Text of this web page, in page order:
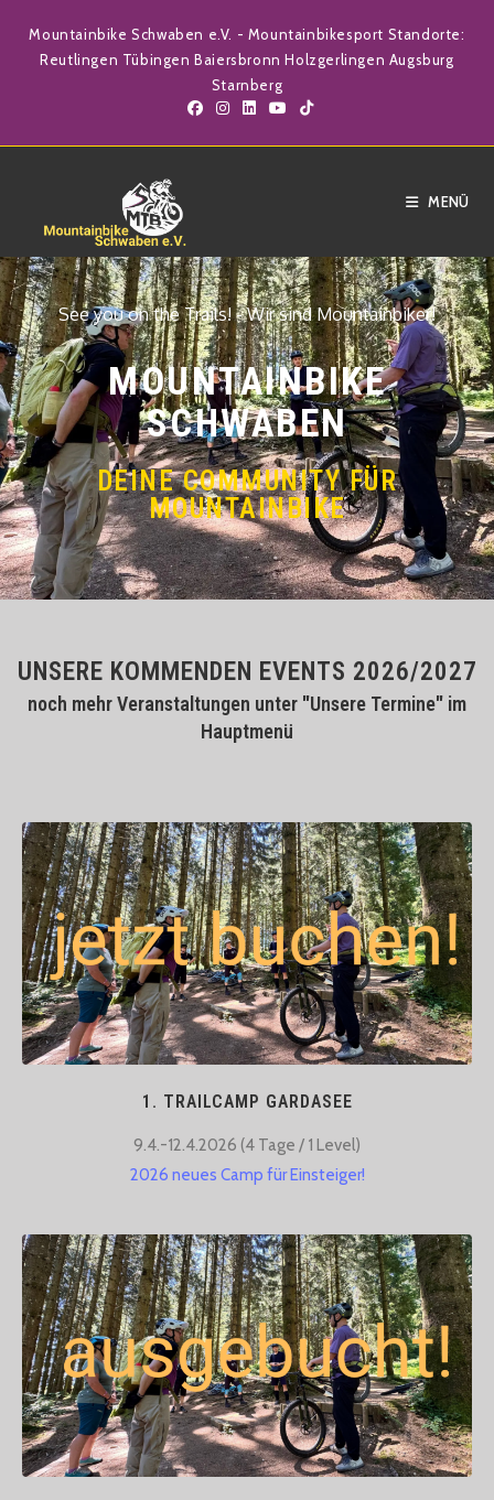
Mountainbike Schwaben e.V. - Mountainbikesport Standorte:
Reutlingen Tübingen Baiersbronn Holzgerlingen Augsburg
Starnberg
MENÜ
See you on the Trails! - Wir sind Mountainbiker!
MOUNTAINBIKE
SCHWABEN
DEINE COMMUNITY FÜR
MOUNTAINBIKE
UNSERE KOMMENDEN EVENTS 2026/2027
noch mehr Veranstaltungen unter "Unsere Termine" im
Hauptmenü
1. TRAILCAMP GARDASEE
9.4.-12.4.2026 (4 Tage / 1 Level)​
2026 neues Camp für Einsteiger!